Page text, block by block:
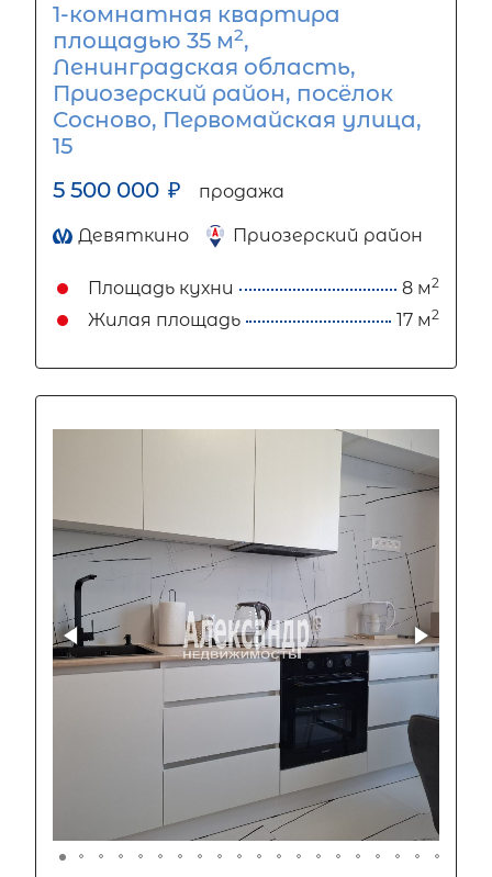
1-комнатная квартира
площадью 35 м2,
Ленинградская область,
Приозерский район, посёлок
Сосново, Первомайская улица,
15
5 500 000 ₽ продажа
Девяткино Приозерский район
Площадь кухни 8 м2
Жилая площадь 17 м2